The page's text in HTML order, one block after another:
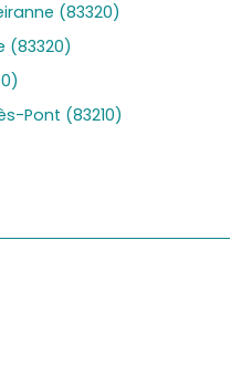
(83320)
(83320)
Pont (83210)